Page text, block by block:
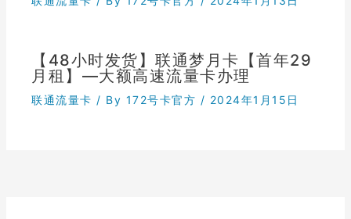
【48小时发货】联通梦月卡【首年29
月租】—大额高速流量卡办理
联通流量卡 / By 172号卡官方 / 2024年1月15日